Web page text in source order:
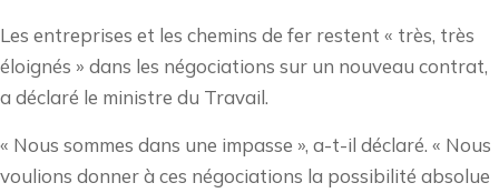
Les entreprises et les chemins de fer restent « très, très
éloignés » dans les négociations sur un nouveau contrat,
a déclaré le ministre du Travail.
« Nous sommes dans une impasse », a-t-il déclaré. « Nous
voulions donner à ces négociations la possibilité absolue